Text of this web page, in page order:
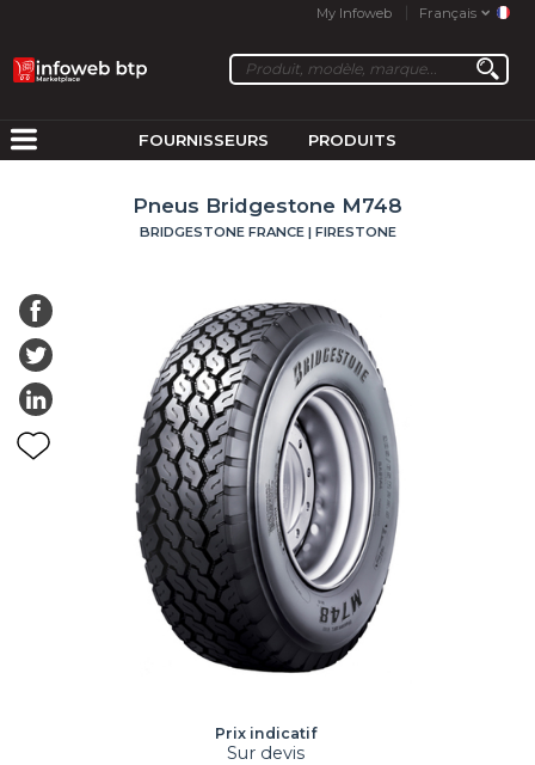
My Infoweb Français
FOURNISSEURS PRODUITS
Pneus Bridgestone M748
BRIDGESTONE FRANCE | FIRESTONE
Prix indicatif
Sur devis